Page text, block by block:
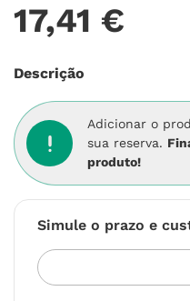
17,41 €
Descrição
Adicionar o
sua reserva.
produto!
Simule o prazo e